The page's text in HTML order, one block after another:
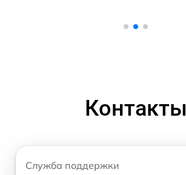
Контакты
Служба поддержки